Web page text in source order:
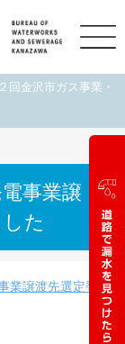
２回金沢市ガス事業・
事業譲
た
業譲渡先選定委